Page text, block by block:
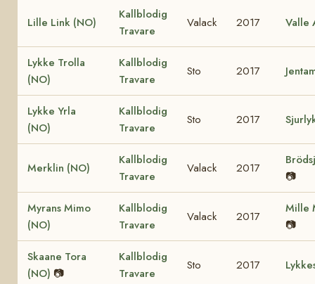
Lille Link (NO)
Kallblodig
Travare
Valack 2017 Valle
Lykke Trolla
(NO)
Kallblodig
Travare
Sto 2017
Lykke Yrla
(NO)
Kallblodig
Travare
Sto 2017
Merklin (NO)
Kallblodig
Travare
Valack 2017
📷
Myrans Mimo
(NO)
Kallblodig
Travare
Valack 2017
Mille
📷
Skaane Tora
(NO) 📷
Kallblodig
Travare
Sto 2017